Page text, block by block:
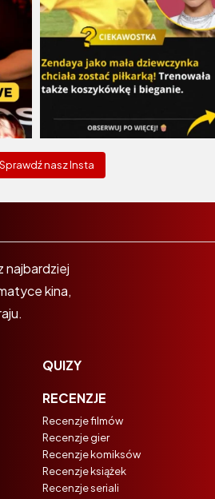
Sprawdź nasz Insta
najbardziej
kina,
QUIZY
RECENZJE
Recenzje filmów
Recenzje gier
Recenzje komiksów
Recenzje książek
Recenzje seriali